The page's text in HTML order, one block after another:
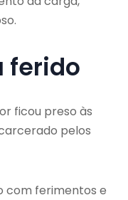
ferido
ficou preso às
pelos
com ferimentos e